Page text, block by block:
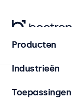
Home
Producten
Industrieën
Toepassingen